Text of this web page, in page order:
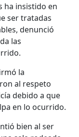
ha insistido en
ser tratadas
denunció
las
la
al respeto
debido a que
en lo ocurrido.
bien al ser